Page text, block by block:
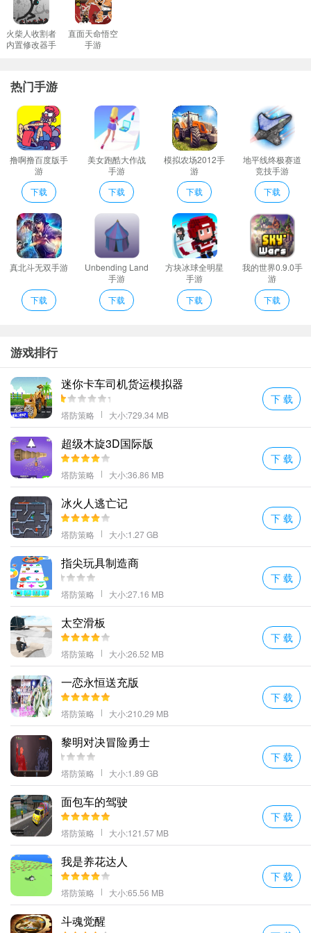
火柴人收割者
内置修改器手
直面天命悟空
手游
热门手游
撸啊撸百度版手
游
下载
美女跑酷大作战
手游
下载
模拟农场2012手
游
下载
地平线终极赛道
竞技手游
下载
真北斗无双手游
下载
Unbending Land
手游
下载
方块冰球全明星
手游
下载
我的世界0.9.0手
游
下载
游戏排行
迷你卡车司机货运模拟器
塔防策略 大小:729.34 MB
下 载
超级木旋3D国际版
塔防策略 大小:36.86 MB
下 载
冰火人逃亡记
塔防策略 大小:1.27 GB
下 载
指尖玩具制造商
塔防策略 大小:27.16 MB
下 载
太空滑板
塔防策略 大小:26.52 MB
下 载
一恋永恒送充版
塔防策略 大小:210.29 MB
下 载
黎明对决冒险勇士
塔防策略 大小:1.89 GB
下 载
面包车的驾驶
塔防策略 大小:121.57 MB
下 载
我是养花达人
塔防策略 大小:65.56 MB
下 载
斗魂觉醒